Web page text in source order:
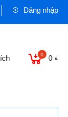
VINASEEN
Đăng nhập
0 0 ₫